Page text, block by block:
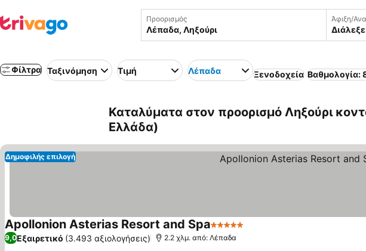
Προορισμός Άφιξη/
Φίλτρα Ταξινόμηση Τιμή Λέπαδα Ξενοδοχεία Βαθμολογία:
Καταλύματα στον προορισμό Ληξούρι
Ελλάδα)
Δημοφιλής επιλογή
Apollonion Asterias Resort and Spa5 Αστέρια
9,0Εξαιρετικό (3.493 αξιολογήσεις) 2.2 χλμ. από: Λέπαδα